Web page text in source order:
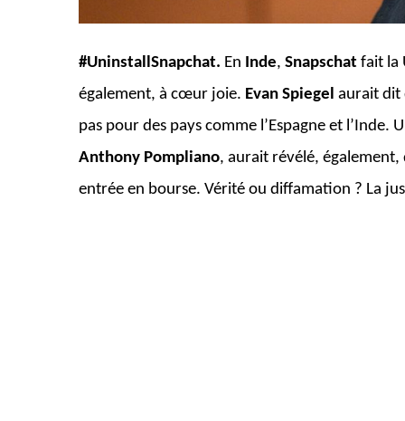
#UninstallSnapchat. En Inde, Snapschat fait la
également, à cœur joie. Evan Spiegel aurait dit
pas pour des pays comme l’Espagne et l’Inde.
Anthony Pompliano, aurait révélé, également,
entrée en bourse. Vérité ou diffamation ? La